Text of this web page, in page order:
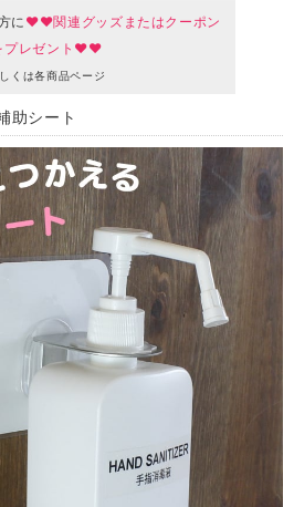
に ♥♥関連グッズまたはクーポン
プレゼント♥♥
くは各商品ページ
助シート